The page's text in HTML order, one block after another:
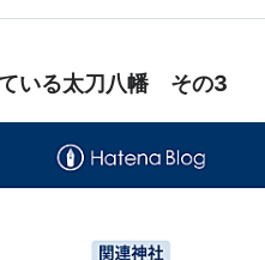
いる太刀八幡 その3